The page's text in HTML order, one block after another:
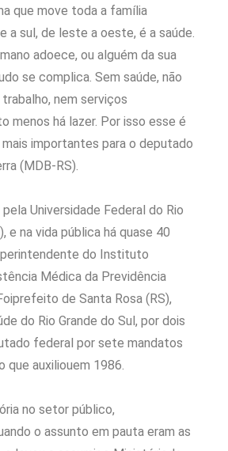
que move toda a família
a sul, de leste a oeste, é a saúde.
adoece, ou alguém da sua
se complica. Sem saúde, não
nem serviços
menos há lazer. Por isso esse é
importantes para o deputado
(MDB-RS).
Universidade Federal do Rio
e na vida pública há quase 40
do Instituto
Médica da Previdência
de Santa Rosa (RS),
do Rio Grande do Sul, por dois
federal por sete mandatos
que auxiliouem 1986.
no setor público,
o assunto em pauta eram as